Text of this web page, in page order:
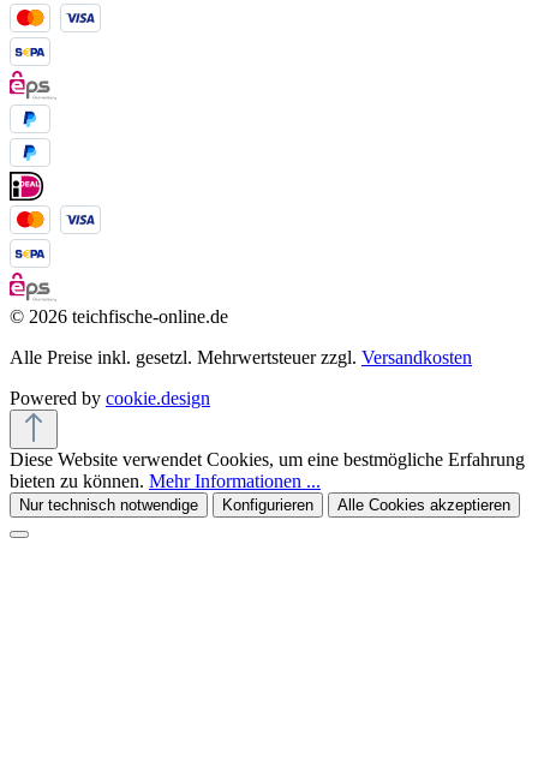
© 2026 teichfische-online.de
Alle Preise inkl. gesetzl. Mehrwertsteuer zzgl. Versandkosten
Powered by cookie.design
Diese Website verwendet Cookies, um eine bestmögliche Erfahrung
bieten zu können. Mehr Informationen ...
Nur technisch notwendige Konfigurieren Alle Cookies akzeptieren